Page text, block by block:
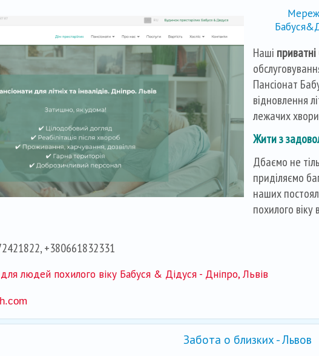
Наші
Пансіонат
відновлення
лежачих
Жити з
Дбаємо не
приділяємо
наших
похилого
+380661832331
людей похилого віку Бабуся & Дідуся - Дніпро, Львів
Забота о близких - Львов